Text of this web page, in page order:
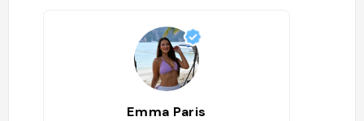
Emma Paris